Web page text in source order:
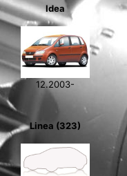
Idea
12.2003-
Linea (323)